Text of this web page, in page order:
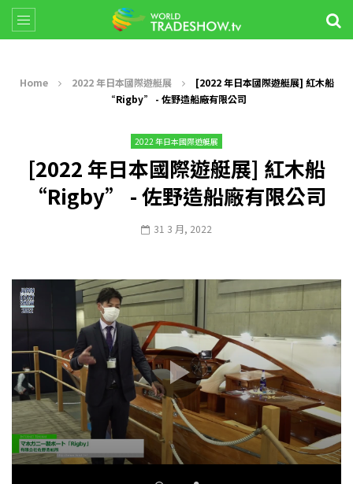
Home 2022 年日本國際遊艇展
[2022 年日本國際遊艇展] 紅木船
“Rigby” - 佐野造船廠有限公司
2022 年日本國際遊艇展
[2022 年日本國際遊艇展] 紅木船
“Rigby” - 佐野造船廠有限公司
31 3 月, 2022